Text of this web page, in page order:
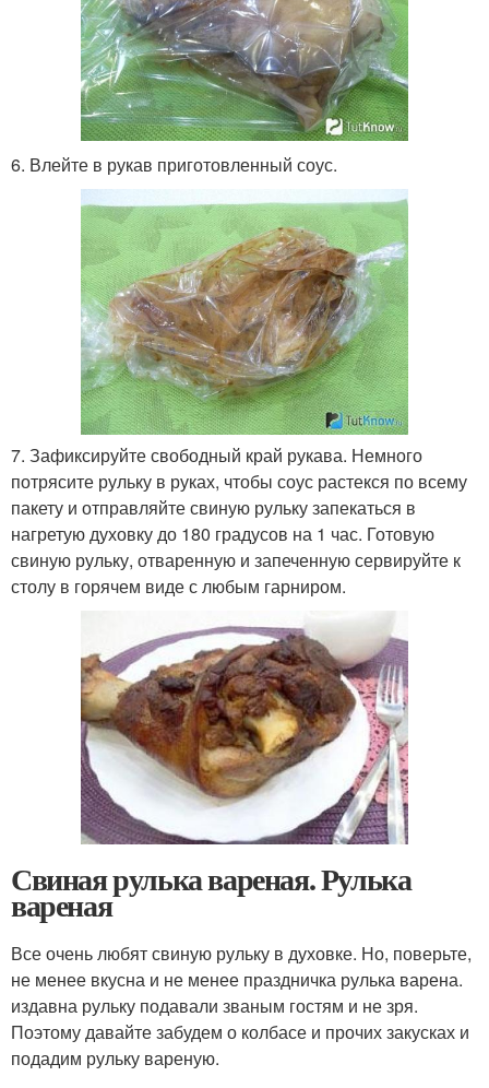
6. Влейте в рукав приготовленный соус.
7. Зафиксируйте свободный край рукава. Немного
потрясите рульку в руках, чтобы соус растекся по всему
пакету и отправляйте свиную рульку запекаться в
нагретую духовку до 180 градусов на 1 час. Готовую
свиную рульку, отваренную и запеченную сервируйте к
столу в горячем виде с любым гарниром.
Свиная рулька вареная. Рулька
вареная
Все очень любят свиную рульку в духовке. Но, поверьте,
не менее вкусна и не менее праздничка рулька варена.
издавна рульку подавали званым гостям и не зря.
Поэтому давайте забудем о колбасе и прочих закусках и
подадим рульку вареную.